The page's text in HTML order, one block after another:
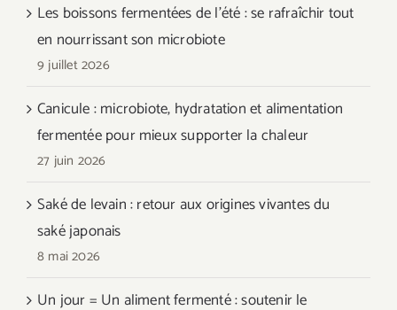
Les boissons fermentées de l’été : se rafraîchir tout
en nourrissant son microbiote
9 juillet 2026
Canicule : microbiote, hydratation et alimentation
fermentée pour mieux supporter la chaleur
27 juin 2026
Saké de levain : retour aux origines vivantes du
saké japonais
8 mai 2026
Un jour = Un aliment fermenté : soutenir le